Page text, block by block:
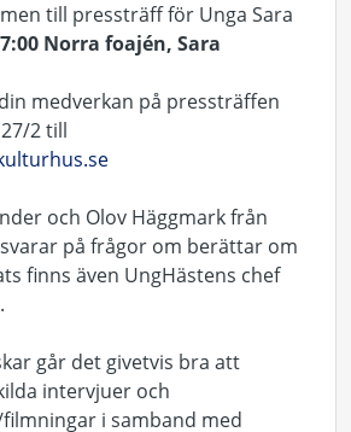
till pressträff för Unga Sara
Norra foajén, Sara
medverkan på pressträffen
2 till
och Olov Häggmark från
på frågor om berättar om
finns även UngHästens chef
går det givetvis bra att
intervjuer och
i samband med